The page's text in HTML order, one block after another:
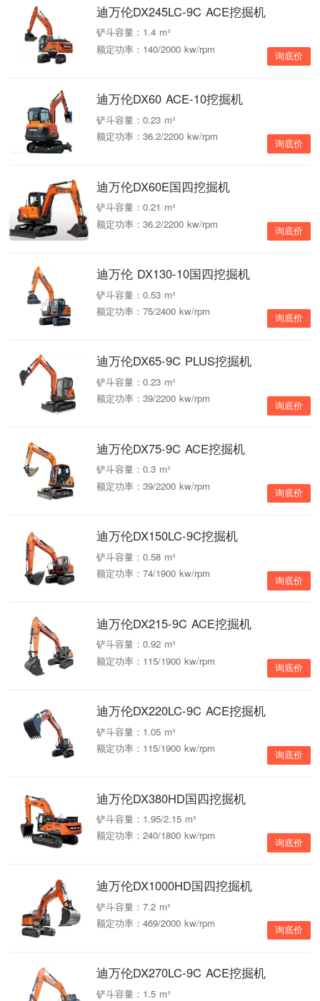
迪万伦DX245LC-9C ACE挖掘机
铲斗容量：1.4 m³
额定功率：140/2000 kw/rpm
询底价
迪万伦DX60 ACE-10挖掘机
铲斗容量：0.23 m³
额定功率：36.2/2200 kw/rpm
询底价
迪万伦DX60E国四挖掘机
铲斗容量：0.21 m³
额定功率：36.2/2200 kw/rpm
询底价
迪万伦 DX130-10国四挖掘机
铲斗容量：0.53 m³
额定功率：75/2400 kw/rpm
询底价
迪万伦DX65-9C PLUS挖掘机
铲斗容量：0.23 m³
额定功率：39/2200 kw/rpm
询底价
迪万伦DX75-9C ACE挖掘机
铲斗容量：0.3 m³
额定功率：39/2200 kw/rpm
询底价
迪万伦DX150LC-9C挖掘机
铲斗容量：0.58 m³
额定功率：74/1900 kw/rpm
询底价
迪万伦DX215-9C ACE挖掘机
铲斗容量：0.92 m³
额定功率：115/1900 kw/rpm
询底价
迪万伦DX220LC-9C ACE挖掘机
铲斗容量：1.05 m³
额定功率：115/1900 kw/rpm
询底价
迪万伦DX380HD国四挖掘机
铲斗容量：1.95/2.15 m³
额定功率：240/1800 kw/rpm
询底价
迪万伦DX1000HD国四挖掘机
铲斗容量：7.2 m³
额定功率：469/2000 kw/rpm
询底价
迪万伦DX270LC-9C ACE挖掘机
铲斗容量：1.5 m³